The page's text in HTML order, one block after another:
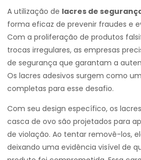
A utilização de lacres de
forma eficaz de prevenir fraudes e
Com a proliferação de produtos
trocas irregulares, as empresas
de segurança que garantam a
Os lacres adesivos surgem como
completas para esse desafio.
Com seu design específico, os
casca de ovo são projetados para
de violação. Ao tentar removê-los,
deixando uma evidência visível de